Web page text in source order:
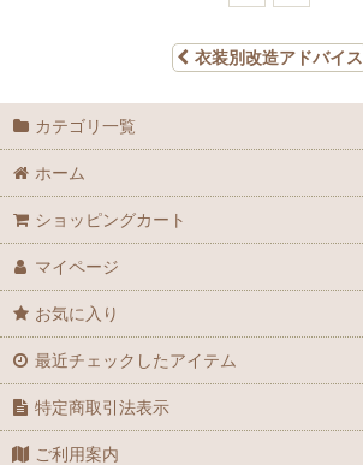
衣装別改造アドバイス
カテゴリ一覧
ホーム
ショッピングカート
マイページ
お気に入り
最近チェックしたアイテム
特定商取引法表示
ご利用案内